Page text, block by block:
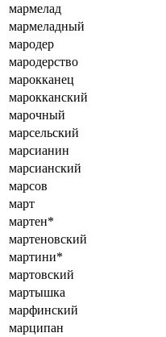
мармелад
мармеладный
мародер
мародерство
марокканец
марокканский
марочный
марсельский
марсианин
марсианский
марсов
март
мартен*
мартеновский
мартини*
мартовский
мартышка
марфинский
марципан